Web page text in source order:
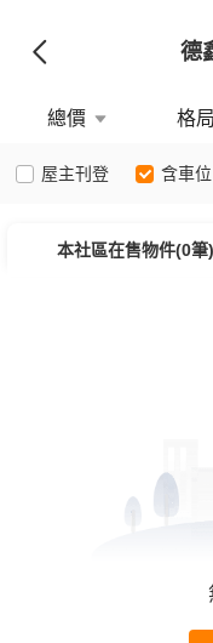
德
總價 格局
屋主刊登 含車位
本社區在售物件(0筆)